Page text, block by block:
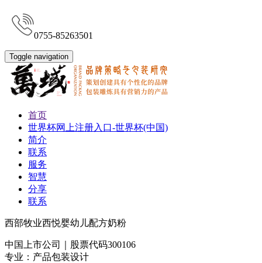
0755-85263501
Toggle navigation
首页
世界杯网上注册入口-世界杯(中国)
简介
联系
服务
智慧
分享
联系
西部牧业西悦婴幼儿配方奶粉
中国上市公司｜股票代码300106
专业：产品包装设计